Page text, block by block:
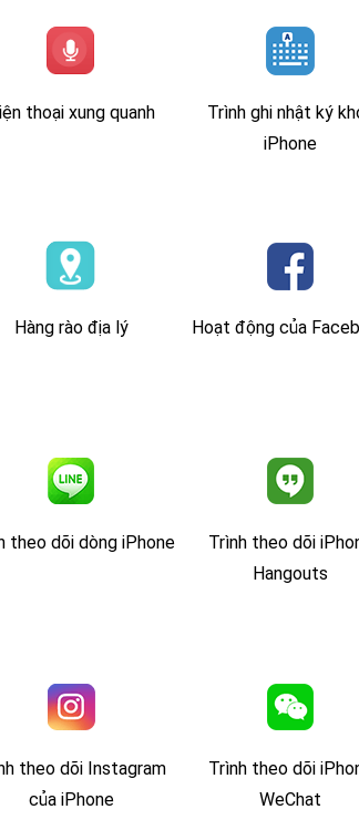
thoại xung quanh
Trình ghi nhật ký
iPhone
Hàng rào địa lý Hoạt động của
theo dõi dòng iPhone
Trình theo dõi
Hangouts
theo dõi Instagram
của iPhone
Trình theo dõi
WeChat